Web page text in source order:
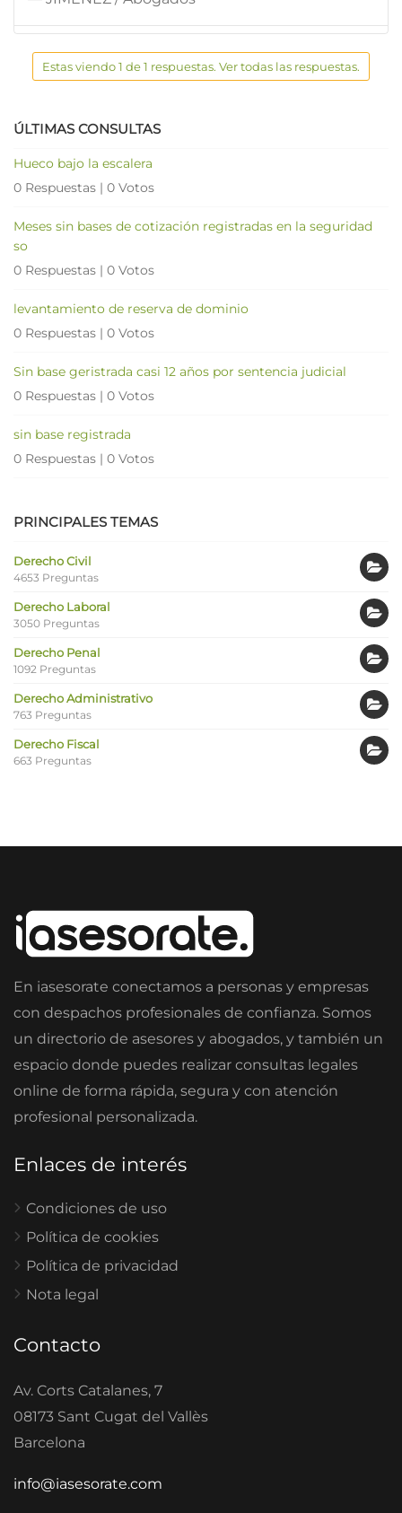
Estas viendo 1 de 1 respuestas. Ver todas las respuestas.
ÚLTIMAS CONSULTAS
Hueco bajo la escalera
0 Respuestas | 0 Votos
Meses sin bases de cotización registradas en la seguridad
so
0 Respuestas | 0 Votos
levantamiento de reserva de dominio
0 Respuestas | 0 Votos
Sin base geristrada casi 12 años por sentencia judicial
0 Respuestas | 0 Votos
sin base registrada
0 Respuestas | 0 Votos
PRINCIPALES TEMAS
Derecho Civil
4653 Preguntas
Derecho Laboral
3050 Preguntas
Derecho Penal
1092 Preguntas
Derecho Administrativo
763 Preguntas
Derecho Fiscal
663 Preguntas
En iasesorate conectamos a personas y empresas
con despachos profesionales de confianza. Somos
un directorio de asesores y abogados, y también un
espacio donde puedes realizar consultas legales
online de forma rápida, segura y con atención
profesional personalizada.
Enlaces de interés
Condiciones de uso
Política de cookies
Política de privacidad
Nota legal
Contacto
Av. Corts Catalanes, 7
08173 Sant Cugat del Vallès
Barcelona
info@iasesorate.com